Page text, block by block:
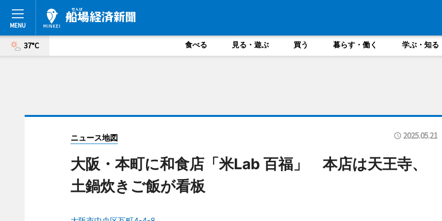
37°C 食べる 見る・遊ぶ 買う 暮らす・働く 学ぶ・知る
ニュース地図 2025.05.21
大阪・本町に和食店「米Lab 百福」 本店は天王寺、
土鍋炊きご飯が看板